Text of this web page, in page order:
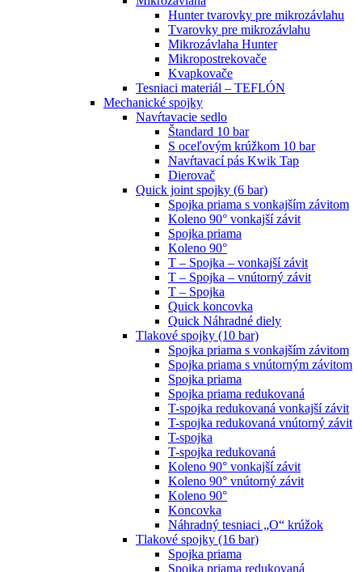
Hunter tvarovky pre mikrozávlahu
Tvarovky pre mikrozávlahu
Mikrozávlaha Hunter
Mikropostrekovače
Kvapkovače
Tesniaci materiál – TEFLÓN
Mechanické spojky
Navŕtavacie sedlo
Štandard 10 bar
S oceľovým krúžkom 10 bar
Navŕtavací pás Kwik Tap
Dierovač
Quick joint spojky (6 bar)
Spojka priama s vonkajším závitom
Koleno 90° vonkajší závit
Spojka priama
Koleno 90°
T – Spojka – vonkajší závit
T – Spojka – vnútorný závit
T – Spojka
Quick koncovka
Quick Náhradné diely
Tlakové spojky (10 bar)
Spojka priama s vonkajším závitom
Spojka priama s vnútorným závitom
Spojka priama
Spojka priama redukovaná
T-spojka redukovaná vonkajší závit
T-spojka redukovaná vnútorný závit
T-spojka
T-spojka redukovaná
Koleno 90° vonkajší závit
Koleno 90° vnútorný závit
Koleno 90°
Koncovka
Náhradný tesniaci „O“ krúžok
Tlakové spojky (16 bar)
Spojka priama
Spojka priama redukovaná